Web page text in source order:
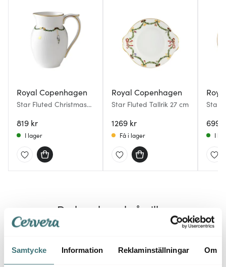
Samtycke Information Reklaminställningar Om
Royal Copenhagen
Star Fluted Christmas
819 kr
I lager
Royal Copenhagen
Star Fluted Tallrik 27 cm
1269 kr
Få i lager
Star
699
I
Du kanske också gillar